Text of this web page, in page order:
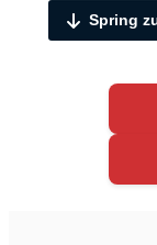
Spring